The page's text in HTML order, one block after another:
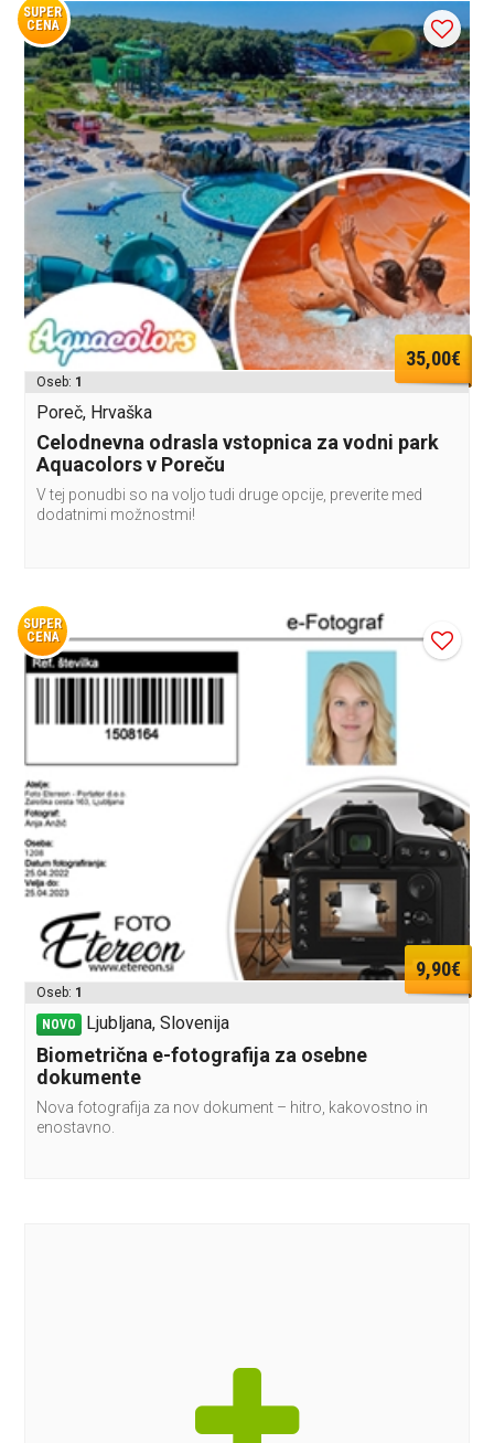
SUPER
CENA
35,00€
Oseb: 1
Poreč, Hrvaška
Celodnevna odrasla vstopnica za vodni park
Aquacolors v Poreču
V tej ponudbi so na voljo tudi druge opcije, preverite med
dodatnimi možnostmi!
SUPER
CENA
9,90€
Oseb: 1
NOVO Ljubljana, Slovenija
Biometrična e-fotografija za osebne
dokumente
Nova fotografija za nov dokument – hitro, kakovostno in
enostavno.